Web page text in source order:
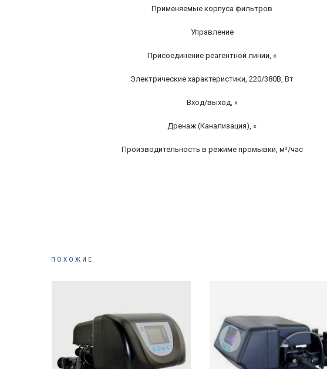
Применяемые корпуса фильтров
Управление
Присоединение реагентной линии, «
Электрические характеристики, 220/380В, Вт
Вход/выход, «
Дренаж (Канализация), «
Производительность в режиме промывки, м³/час
ПОХОЖИЕ